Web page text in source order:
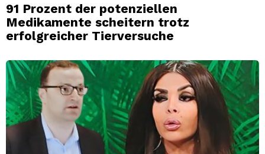
91 Prozent der potenziellen
Medikamente scheitern trotz
erfolgreicher Tierversuche